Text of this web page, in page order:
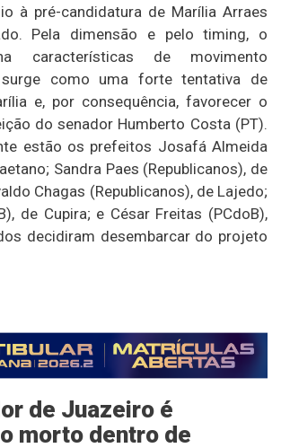
à pré-candidatura de Marília Arraes
Pela dimensão e pelo timing, o
características de movimento
como uma forte tentativa de
e, por consequência, favorecer o
do senador Humberto Costa (PT).
estão os prefeitos Josafá Almeida
Sandra Paes (Republicanos), de
Chagas (Republicanos), de Lajedo;
de Cupira; e César Freitas (PCdoB),
decidiram desembarcar do projeto
de Juazeiro é
morto dentro de